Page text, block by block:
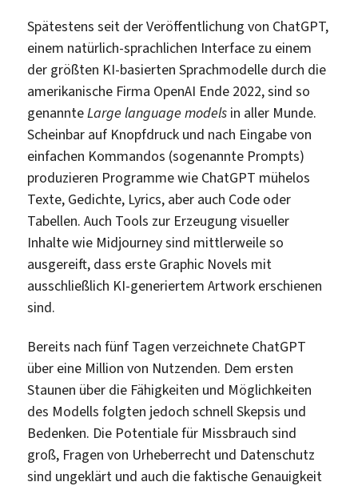
Spätestens seit der Veröffentlichung von ChatGPT,
einem natürlich-sprachlichen Interface zu einem
der größten KI-basierten Sprachmodelle durch die
amerikanische Firma OpenAI Ende 2022, sind so
genannteLarge language models in aller Munde.
Scheinbar auf Knopfdruck und nach Eingabe von
einfachen Kommandos (sogenannte Prompts)
produzieren Programme wie ChatGPT mühelos
Texte, Gedichte, Lyrics, aber auch Code oder
Tabellen. Auch Tools zur Erzeugung visueller
Inhalte wie Midjourney sind mittlerweile so
ausgereift, dass erste Graphic Novels mit
ausschließlich KI-generiertem Artwork erschienen
sind.
Bereits nach fünf Tagen verzeichnete ChatGPT
über eine Million von Nutzenden. Dem ersten
Staunen über die Fähigkeiten und Möglichkeiten
des Modells folgten jedoch schnell Skepsis und
Bedenken. Die Potentiale für Missbrauch sind
groß, Fragen von Urheberrecht und Datenschutz
sind ungeklärt und auch die faktische Genauigkeit